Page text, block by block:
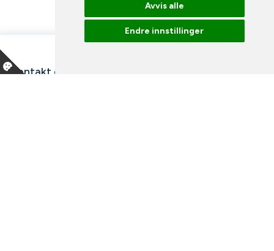
Avvis alle
Endre innstillinger
Kontakt oss